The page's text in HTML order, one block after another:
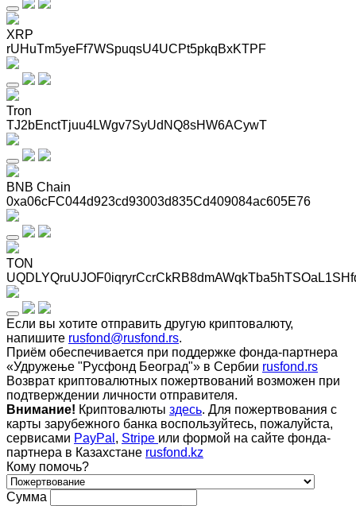
XRP
rUHuTm5yeFf7WSpuqsU4UCPt5pkqBxKTPF
Tron
TJ2bEnctTjuu4LWgv7SyUdNQ8sHW6ACywT
BNB Chain
0xa06cFC044d923cd93003d835Cd409084ac605E76
TON
Если вы хотите отправить другую криптовалюту,
напишите rusfond@rusfond.rs.
Приём обеспечивается при поддержке фонда-партнера
«Удружење "Русфонд Београд"» в Сербии rusfond.rs
Возврат криптовалютных пожертвований возможен при
подтверждении личности отправителя.
Внимание! Криптовалюты здесь. Для пожертвования с
карты зарубежного банка воспользуйтесь, пожалуйста,
сервисами PayPal , Stripe или формой на сайте фонда-
партнера в Казахстане rusfond.kz
Кому помочь?
Сумма